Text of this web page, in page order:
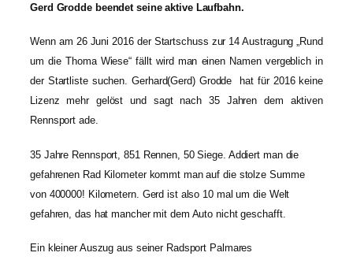
Gerd Grodde beendet seine aktive Laufbahn.
Wenn am 26 Juni 2016 der Startschuss zur 14 Austragung „Rund
um die Thoma Wiese“ fällt wird man einen Namen vergeblich in
der Startliste suchen. Gerhard(Gerd) Grodde hat für 2016 keine
Lizenz mehr gelöst und sagt nach 35 Jahren dem aktiven
Rennsport ade.
35 Jahre Rennsport, 851 Rennen, 50 Siege. Addiert man die
gefahrenen Rad Kilometer kommt man auf die stolze Summe
von 400000! Kilometern. Gerd ist also 10 mal um die Welt
gefahren, das hat mancher mit dem Auto nicht geschafft.
Ein kleiner Auszug aus seiner Radsport Palmares